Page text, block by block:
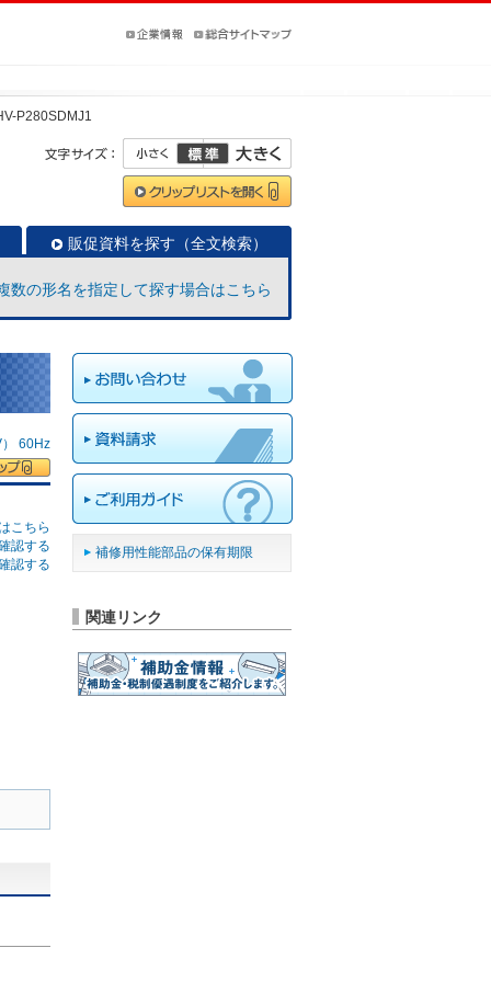
P280SDMJ1
販促資料を探す（全文検索）
数の形名を指定して探す場合はこちら
60Hz
こちら
認する
認する
補修用性能部品の保有期限
関連リンク